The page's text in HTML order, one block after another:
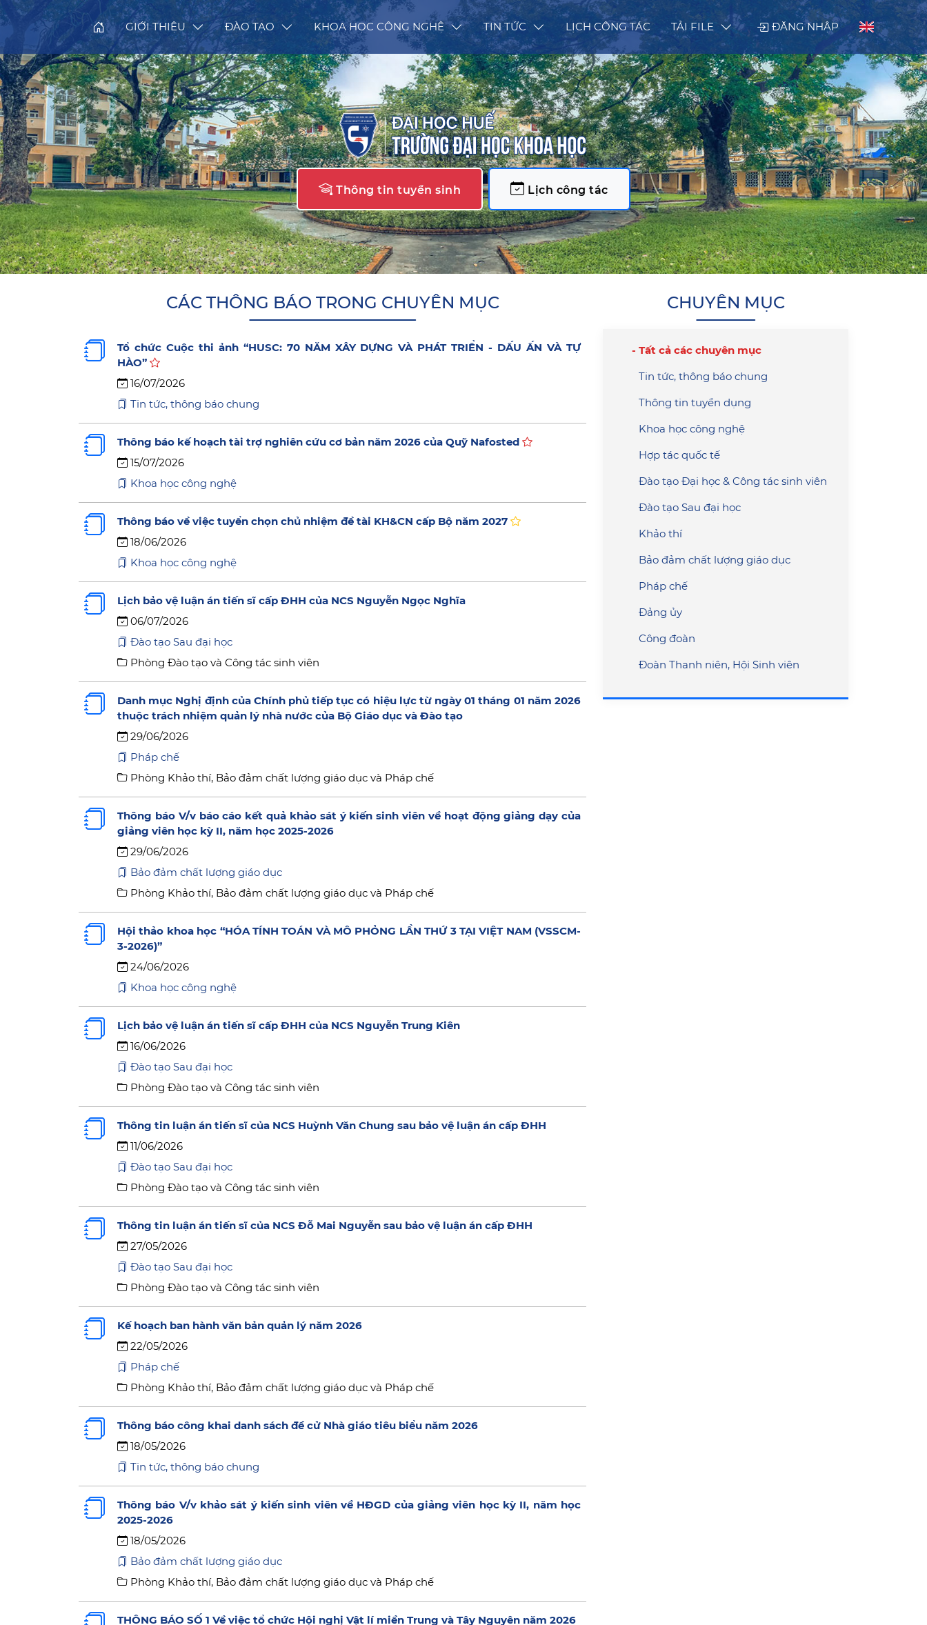
GIỚI THIỆU ĐÀO TẠO KHOA HỌC CÔNG NGHỆ TIN TỨC LỊCH CÔNG TÁC TẢI FILE ĐĂNG NHẬP
Thông tin tuyển sinh Lịch công tác
CÁC THÔNG BÁO TRONG CHUYÊN MỤC
Tổ chức Cuộc thi ảnh “HUSC: 70 NĂM XÂY DỰNG VÀ PHÁT TRIỂN - DẤU ẤN VÀ TỰ
HÀO”
16/07/2026
Tin tức, thông báo chung
Thông báo kế hoạch tài trợ nghiên cứu cơ bản năm 2026 của Quỹ Nafosted
15/07/2026
Khoa học công nghệ
Thông báo về việc tuyển chọn chủ nhiệm đề tài KH&CN cấp Bộ năm 2027
18/06/2026
Khoa học công nghệ
Lịch bảo vệ luận án tiến sĩ cấp ĐHH của NCS Nguyễn Ngọc Nghĩa
06/07/2026
Đào tạo Sau đại học
Phòng Đào tạo và Công tác sinh viên
Danh mục Nghị định của Chính phủ tiếp tục có hiệu lực từ ngày 01 tháng 01 năm 2026
thuộc trách nhiệm quản lý nhà nước của Bộ Giáo dục và Đào tạo
29/06/2026
Pháp chế
Phòng Khảo thí, Bảo đảm chất lượng giáo dục và Pháp chế
Thông báo V/v báo cáo kết quả khảo sát ý kiến sinh viên về hoạt động giảng dạy của
giảng viên học kỳ II, năm học 2025-2026
29/06/2026
Bảo đảm chất lượng giáo dục
Phòng Khảo thí, Bảo đảm chất lượng giáo dục và Pháp chế
Hội thảo khoa học “HÓA TÍNH TOÁN VÀ MÔ PHỎNG LẦN THỨ 3 TẠI VIỆT NAM (VSSCM-
3-2026)”
24/06/2026
Khoa học công nghệ
Lịch bảo vệ luận án tiến sĩ cấp ĐHH của NCS Nguyễn Trung Kiên
16/06/2026
Đào tạo Sau đại học
Phòng Đào tạo và Công tác sinh viên
Thông tin luận án tiến sĩ của NCS Huỳnh Văn Chung sau bảo vệ luận án cấp ĐHH
11/06/2026
Đào tạo Sau đại học
Phòng Đào tạo và Công tác sinh viên
Thông tin luận án tiến sĩ của NCS Đỗ Mai Nguyễn sau bảo vệ luận án cấp ĐHH
27/05/2026
Đào tạo Sau đại học
Phòng Đào tạo và Công tác sinh viên
Kế hoạch ban hành văn bản quản lý năm 2026
22/05/2026
Pháp chế
Phòng Khảo thí, Bảo đảm chất lượng giáo dục và Pháp chế
Thông báo công khai danh sách đề cử Nhà giáo tiêu biểu năm 2026
18/05/2026
Tin tức, thông báo chung
Thông báo V/v khảo sát ý kiến sinh viên về HĐGD của giảng viên học kỳ II, năm học
2025-2026
18/05/2026
Bảo đảm chất lượng giáo dục
Phòng Khảo thí, Bảo đảm chất lượng giáo dục và Pháp chế
THÔNG BÁO SỐ 1 Về việc tổ chức Hội nghị Vật lí miền Trung và Tây Nguyên năm 2026
CHUYÊN MỤC
Tất cả các chuyên mục
Tin tức, thông báo chung
Thông tin tuyển dụng
Khoa học công nghệ
Hợp tác quốc tế
Đào tạo Đại học & Công tác sinh viên
Đào tạo Sau đại học
Khảo thí
Bảo đảm chất lượng giáo dục
Pháp chế
Đảng ủy
Công đoàn
Đoàn Thanh niên, Hội Sinh viên